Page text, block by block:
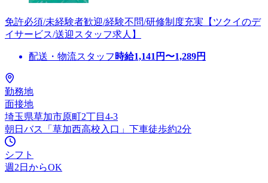
免許必須/未経験者歓迎/経験不問/研修制度充実【ツクイのデ
イサービス/送迎スタッフ求人】
配送・物流スタッフ 時給1,141 円〜1,289円
勤務地
面接地
埼玉県草加市原町2丁目4-3
朝日バス「草加西高校入口」下車徒歩約2分
シフト
週2日からOK